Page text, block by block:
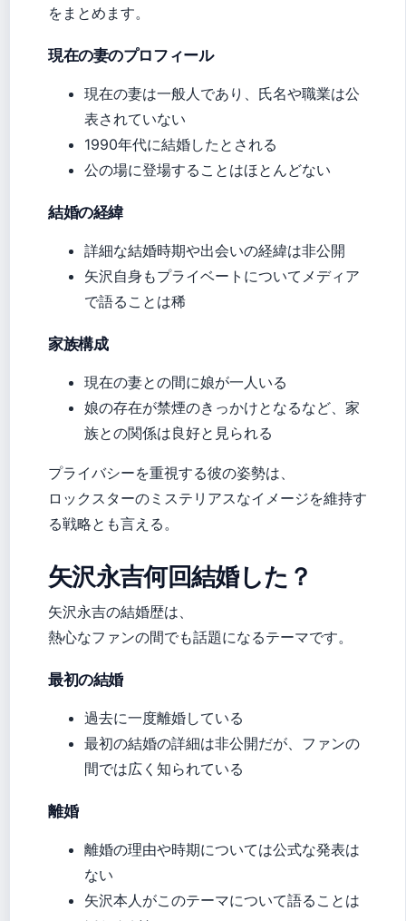
をまとめます。
現在の妻のプロフィール
現在の妻は一般人であり、氏名や職業は公
表されていない
1990年代に結婚したとされる
公の場に登場することはほとんどない
結婚の経緯
詳細な結婚時期や出会いの経緯は非公開
矢沢自身もプライベートについてメディア
で語ることは稀
家族構成
現在の妻との間に娘が一人いる
娘の存在が禁煙のきっかけとなるなど、家
族との関係は良好と見られる
プライバシーを重視する彼の姿勢は、
ロックスターのミステリアスなイメージを維持す
る戦略とも言える。
矢沢永吉何回結婚した？
矢沢永吉の結婚歴は、
熱心なファンの間でも話題になるテーマです。
最初の結婚
過去に一度離婚している
最初の結婚の詳細は非公開だが、ファンの
間では広く知られている
離婚
離婚の理由や時期については公式な発表は
ない
矢沢本人がこのテーマについて語ることは